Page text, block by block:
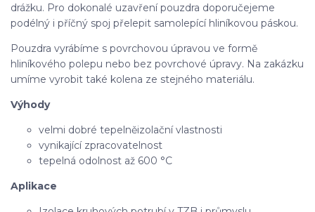
drážku. Pro dokonalé uzavření pouzdra doporučejeme
podélný i příčný spoj přelepit samolepící hliníkovou páskou.
Pouzdra vyrábíme s povrchovou úpravou ve formě
hliníkového polepu nebo bez povrchové úpravy. Na zakázku
umíme vyrobit také kolena ze stejného materiálu.
Výhody
velmi dobré tepelněizolační vlastnosti
vynikající zpracovatelnost
tepelná odolnost až 600 °C
Aplikace